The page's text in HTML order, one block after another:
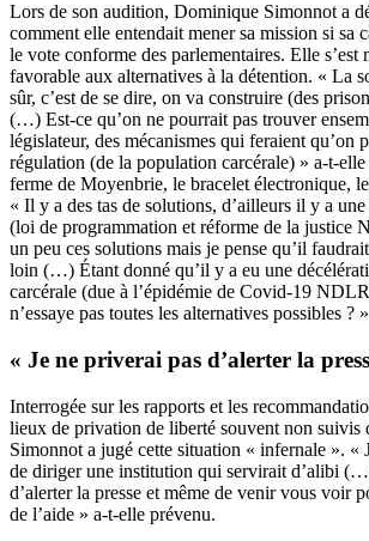
Lors de son audition, Dominique Simonnot a
comment elle entendait mener sa mission si sa
le vote conforme des parlementaires. Elle s’est
favorable aux alternatives à la détention. « La
sûr, c’est de se dire, on va construire (des
(…) Est-ce qu’on ne pourrait pas trouver
législateur, des mécanismes qui feraient qu’on
régulation (de la population carcérale) » a-t-
ferme de Moyenbrie, le bracelet électronique,
« Il y a des tas de solutions, d’ailleurs il y a
(loi de programmation et réforme de la justice
un peu ces solutions mais je pense qu’il
loin (…) Étant donné qu’il y a eu une
carcérale (due à l’épidémie de Covid-19
n’essaye pas toutes les alternatives possibles ?
« Je ne priverai pas d’alerter la
Interrogée sur les rapports et les
lieux de privation de liberté souvent non suivis
Simonnot a jugé cette situation « infernale ». «
de diriger une institution qui servirait d’alibi
d’alerter la presse et même de venir vous voir
de l’aide » a-t-elle prévenu.